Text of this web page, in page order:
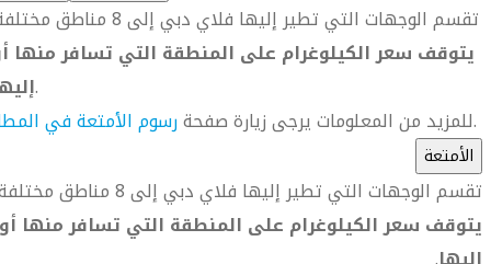
تقسم الوجهات التي تطير إليها فلاي دبي إلى 8 مناطق مختلفة.
يتوقف سعر الكيلوغرام على المنطقة التي تسافر منها
.
للمزيد من المعلومات يرجى زيارة صفحةرسوم الأمتعة في .
الأمتعة
تقسم الوجهات التي تطير إليها فلاي دبي إلى 8 مناطق مختلفة.
يتوقف سعر الكيلوغرام على المنطقة التي تسافر منها أو